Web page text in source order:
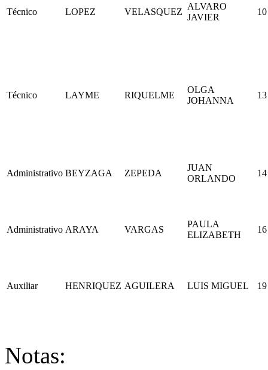
Técnico LOPEZ VELASQUEZ
ALVARO
JAVIER
10
Técnico LAYME RIQUELME
OLGA
JOHANNA
13
Administrativo BEYZAGA ZEPEDA
JUAN
ORLANDO
14
Administrativo ARAYA VARGAS
PAULA
ELIZABETH
16
Auxiliar HENRIQUEZ AGUILERA LUIS MIGUEL 19
Notas: